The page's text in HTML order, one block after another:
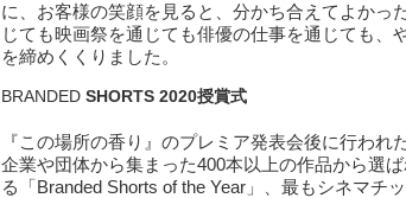
に、お客様の笑顔を見ると、分かち合えてよかっ
じても映画祭を通じても俳優の仕事を通じても
を締めくくりました。
BRANDED SHORTS 2020授賞式
『この場所の香り』のプレミア発表会後に行わ
企業や団体から集まった400本以上の作品から選
る「Branded Shorts of the Year」、最もシネマチ